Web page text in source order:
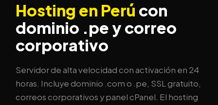
Hosting en Perú con
dominio .pe y correo
corporativo
Servidor de alta velocidad con activación en 24
horas. Incluye dominio .com o .pe, SSL gratuito,
correos corporativos y panel cPanel. El hosting